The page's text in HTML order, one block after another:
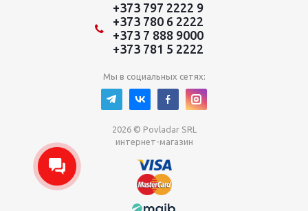
+373 797 2222 9
+373 780 6 2222
+373 7 888 9000
+373 781 5 2222
Мы в социальных сетях:
2026 © Povladar SRL
интернет-магазин